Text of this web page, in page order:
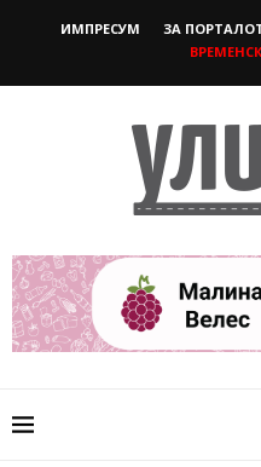
ИМПРЕСУМ ЗА